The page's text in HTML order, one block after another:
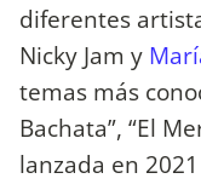
diferentes
Nicky Jam y
temas más
Bachata”, “El
lanzada en